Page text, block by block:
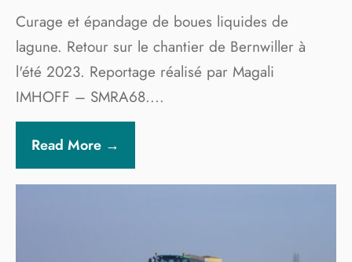
Curage et épandage de boues liquides de
lagune. Retour sur le chantier de Bernwiller à
l'été 2023. Reportage réalisé par Magali
IMHOFF – SMRA68....
Read More →